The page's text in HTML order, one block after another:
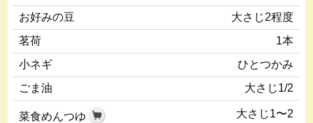
お好みの豆
大さじ2程度
茗荷
1本
小ネギ
ひとつかみ
ごま油
大さじ1/2
菜食めんつゆ 大さじ1〜2